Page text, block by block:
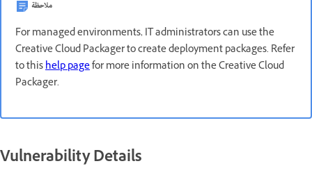
ملاحظة
For managed environments, IT administrators can use the
Creative Cloud Packager to create deployment packages. Refer
to thishelp pagefor more information on the Creative Cloud
Packager.
Vulnerability Details